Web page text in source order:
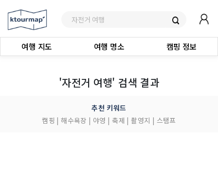
여행 지도 여행 명소 캠핑 정보
'자전거 여행' 검색 결과
추천 키워드
캠핑 | 해수욕장 | 야영 | 축제 | 촬영지 | 스탬프